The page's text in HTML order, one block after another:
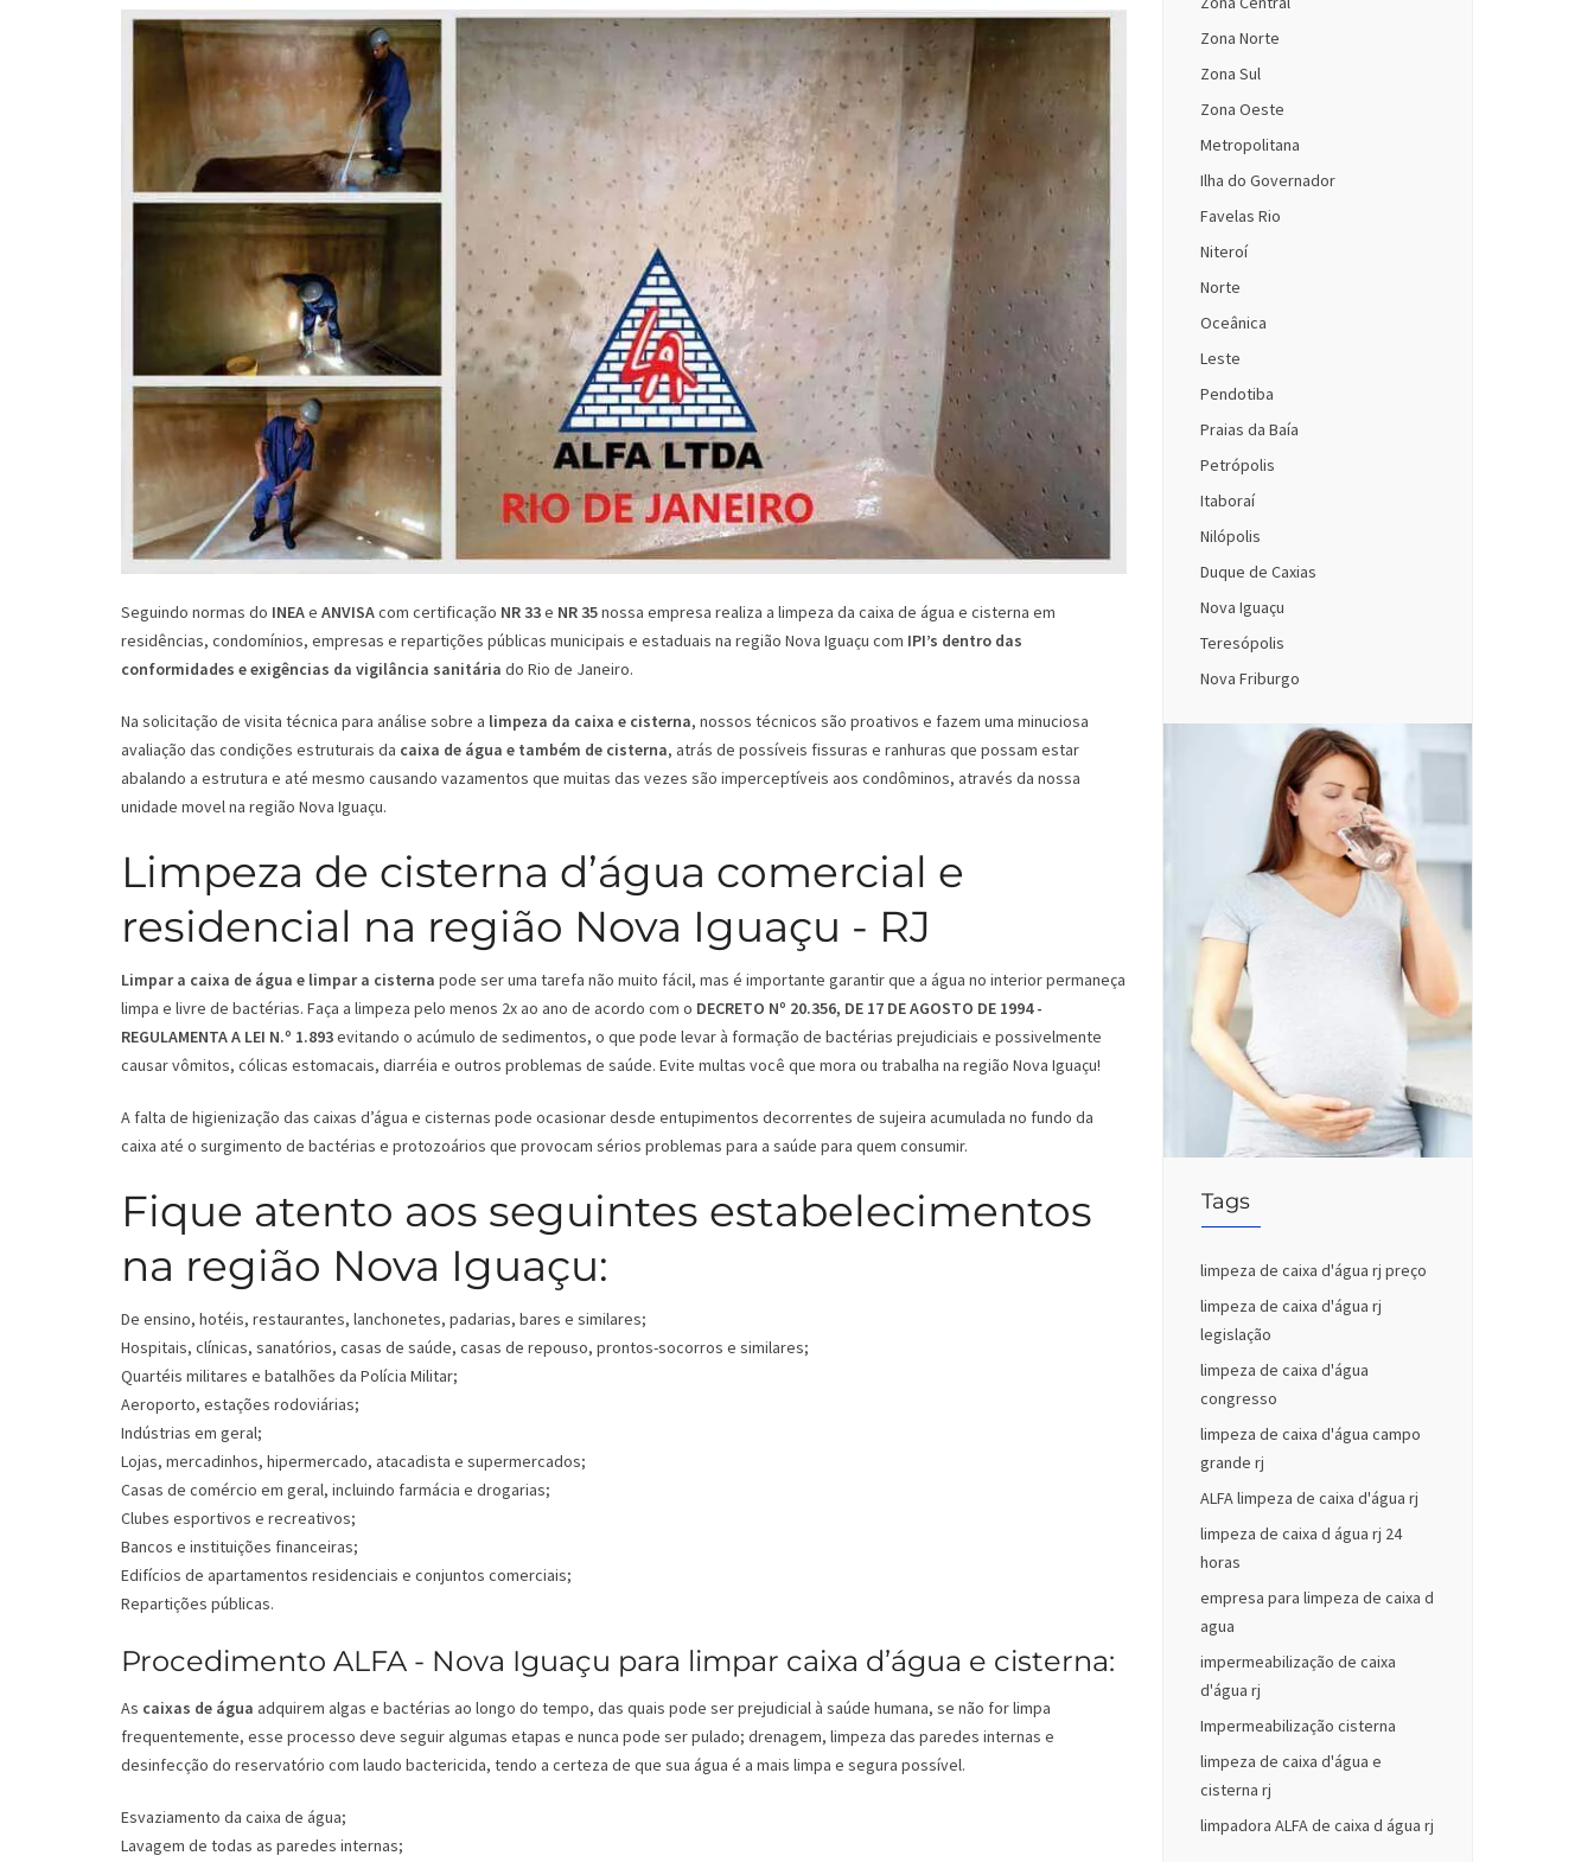
Zona Norte
Zona Sul
Zona Oeste
Metropolitana
Ilha do Governador
Favelas Rio
Niteroí
Norte
Oceânica
Leste
Pendotiba
Praias da Baía
Petrópolis
Itaboraí
Nilópolis
Duque de Caxias
Nova Iguaçu
Teresópolis
Nova Friburgo
Tags
limpeza de caixa d'água rj preço
limpeza de caixa d'água rj
legislação
limpeza de caixa d'água
congresso
limpeza de caixa d'água campo
grande rj
ALFA limpeza de caixa d'água rj
limpeza de caixa d água rj 24
horas
empresa para limpeza de caixa d
agua
impermeabilização de caixa
d'água rj
Impermeabilização cisterna
limpeza de caixa d'água e
cisterna rj
limpadora ALFA de caixa d água rj
Seguindo normas do INEAe ANVISAcom certificação NR 33e NR 35nossa empresa realiza a limpeza da caixa de água e cisterna em
residências, condomínios, empresas e repartições públicas municipais e estaduais na região Nova Iguaçu com IPI’s dentro das
conformidades e exigências da vigilância sanitária do Rio de Janeiro.
Na solicitação de visita técnica para análise sobre a limpeza da caixa e cisterna, nossos técnicos são proativos e fazem uma minuciosa
avaliação das condições estruturais da caixa de água e também de cisterna, atrás de possíveis fissuras e ranhuras que possam estar
abalando a estrutura e até mesmo causando vazamentos que muitas das vezes são imperceptíveis aos condôminos, através da nossa
unidade movel na região Nova Iguaçu.
Limpeza de cisterna d’água comercial e
residencial na região Nova Iguaçu - RJ
Limpar a caixa de água e limpar a cisterna pode ser uma tarefa não muito fácil, mas é importante garantir que a água no interior permaneça
limpa e livre de bactérias. Faça a limpeza pelo menos 2x ao ano de acordo com o DECRETO Nº 20.356, DE 17 DE AGOSTO DE 1994 -
REGULAMENTA A LEI N.º 1.893evitando o acúmulo de sedimentos, o que pode levar à formação de bactérias prejudiciais e possivelmente
causar vômitos, cólicas estomacais, diarréia e outros problemas de saúde. Evite multas você que mora ou trabalha na região Nova Iguaçu!
A falta de higienização das caixas d’água e cisternas pode ocasionar desde entupimentos decorrentes de sujeira acumulada no fundo da
caixa até o surgimento de bactérias e protozoários que provocam sérios problemas para a saúde para quem consumir.
Fique atento aos seguintes estabelecimentos
na região Nova Iguaçu:
De ensino, hotéis, restaurantes, lanchonetes, padarias, bares e similares;
Hospitais, clínicas, sanatórios, casas de saúde, casas de repouso, prontos-socorros e similares;
Quartéis militares e batalhões da Polícia Militar;
Aeroporto, estações rodoviárias;
Indústrias em geral;
Lojas, mercadinhos, hipermercado, atacadista e supermercados;
Casas de comércio em geral, incluindo farmácia e drogarias;
Clubes esportivos e recreativos;
Bancos e instituições financeiras;
Edifícios de apartamentos residenciais e conjuntos comerciais;
Repartições públicas.
Procedimento ALFA - Nova Iguaçu para limpar caixa d’água e cisterna:
As caixas de água adquirem algas e bactérias ao longo do tempo, das quais pode ser prejudicial à saúde humana, se não for limpa
frequentemente, esse processo deve seguir algumas etapas e nunca pode ser pulado; drenagem, limpeza das paredes internas e
desinfecção do reservatório com laudo bactericida, tendo a certeza de que sua água é a mais limpa e segura possível.
Esvaziamento da caixa de água;
Lavagem de todas as paredes internas;